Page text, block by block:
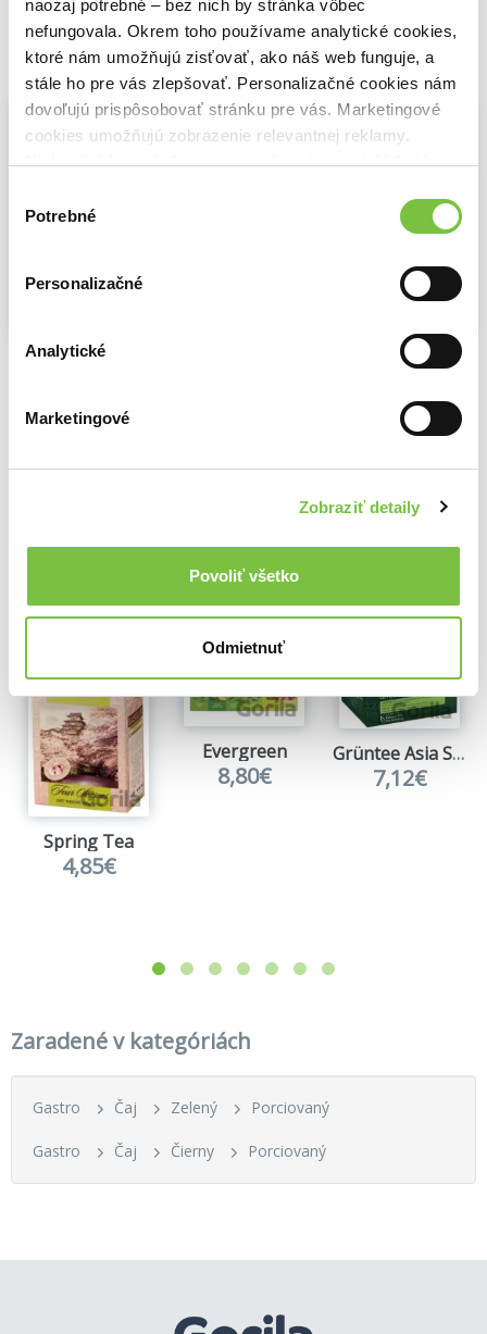
naozaj potrebné – bez nich by stránka vôbec
nefungovala. Okrem toho používame analytické cookies,
ktoré nám umožňujú zisťovať, ako náš web funguje, a
stále ho pre vás zlepšovať. Personalizačné cookies nám
dovoľujú prispôsobovať stránku pre vás. Marketingové
cookies umožňujú zobrazenie relevantnej reklamy.
Niektoré údaje zdieľame aj s tretími stranami. Veľmi by
cookies.
súhlasu
Potrebné
Personalizačné
Analytické
Marketingové
Zobraziť detaily
Povoliť všetko
Odmietnuť
Vybrané pre teba
Na sklade
Viac z tejto kategórie
Spring Tea
4,85€
Evergreen
8,80€
Grüntee Asia Superior Blatt
7,12€
Zaradené v kategóriách
Gastro Čaj Zelený Porciovaný
Gastro Čaj Čierny Porciovaný